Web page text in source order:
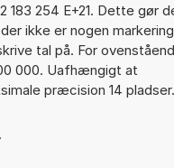
183 254 E+21. Dette gør
ikke er nogen
tal på. For
000. Uafhængigt at
præcision 14 pladser.